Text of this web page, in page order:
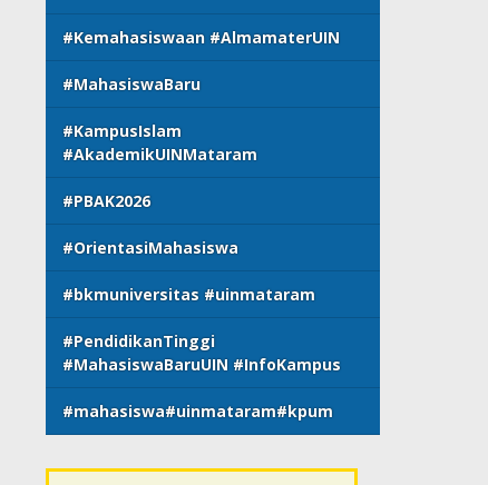
#Kemahasiswaan #AlmamaterUIN
#MahasiswaBaru
#KampusIslam
#AkademikUINMataram
#PBAK2026
#OrientasiMahasiswa
#bkmuniversitas #uinmataram
#PendidikanTinggi
#MahasiswaBaruUIN #InfoKampus
#mahasiswa#uinmataram#kpum